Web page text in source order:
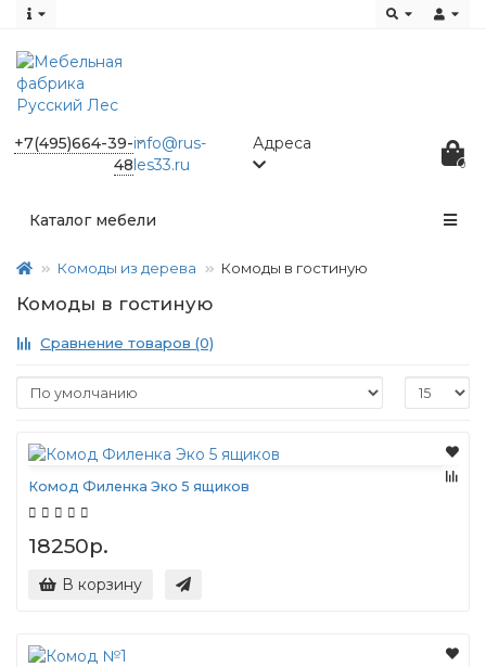
+7(495)664-39-
48
info@rus-
les33.ru
Адреса
0
Каталог мебели
Комоды из дерева Комоды в гостиную
Комоды в гостиную
Сравнение товаров (0)
Комод Филенка Эко 5 ящиков
18250р.
В корзину